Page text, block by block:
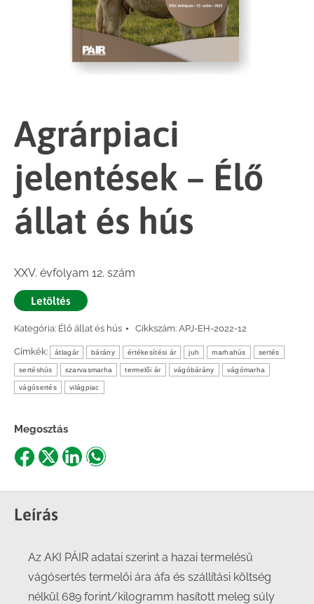
Agrárpiaci
jelentések – Élő
állat és hús
XXV. évfolyam 12. szám
Letöltés
Kategória: Élő állat és hús Cikkszám: APJ-EH-2022-12
Címkék: átlagár bárány értékesítési ár juh marhahús sertés
sertéshús szarvasmarha termelői ár vágóbárány vágómarha
vágósertés világpiac
Megosztás
Share
Facebook
Share
X
ShareShare
Leírás
Az AKI PÁIR adatai szerint a hazai termelésű
vágósertés termelői ára áfa és szállítási költség
nélkül 689 forint/kilogramm hasított meleg súly